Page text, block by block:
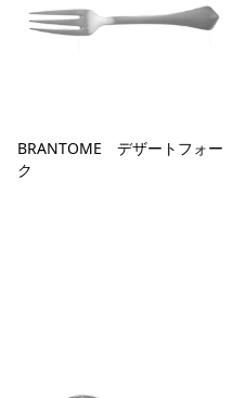
BRANTOME デザートフォー
ク